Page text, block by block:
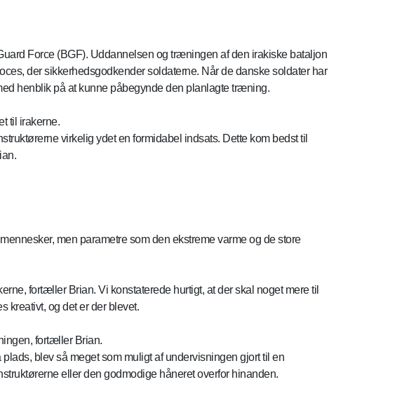
Force (BGF). Uddannelsen og træningen af den irakiske bataljon
der sikkerhedsgodkender soldaterne. Når de danske soldater har
henblik på at kunne påbegynde den planlagte træning.
til irakerne.
virkelig ydet en formidabel indsats. Dette kom bedst til
men parametre som den ekstreme varme og de store
fortæller Brian. Vi konstaterede hurtigt, at der skal noget mere til
kreativt, og det er der blevet.
fortæller Brian.
blev så meget som muligt af undervisningen gjort til en
eller den godmodige håneret overfor hinanden.